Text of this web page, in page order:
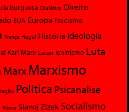
burguesa Dialética Direito
EUA Europa Fascismo
França Hegel História Ideologia
Karl Marx Lacan leninismo Luta
MarxMarxismo
Política Psicanalise
Rússia Slavoj Zizek Socialismo